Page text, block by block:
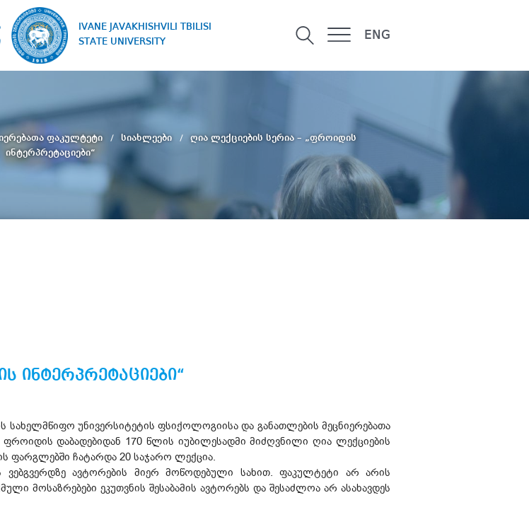
IVANE JAVAKHISHVILI TBILISI
STATE UNIVERSITY
ENG
ფაკულტეტი სიახლეები
ღია ლექციების სერია – „ფროიდის
ინტერპრეტაციები“
ინტერპრეტაციები“
უნივერსიტეტის ფსიქოლოგიისა და განათლების მეცნიერებათა
დაბადებიდან 170 წლის იუბილესადმი მიძღვნილი ღია ლექციების
ფარგლებში ჩატარდა 20 საჯარო ლექცია.
ვებგვერდზე ავტორების მიერ მოწოდებული სახით. ფაკულტეტი არ არის
მოსაზრებები ეკუთვნის შესაბამის ავტორებს და შესაძლოა არ ასახავდეს